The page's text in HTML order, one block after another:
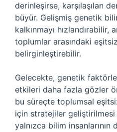
derinleşirse, karşılaşılan
büyür. Gelişmiş genetik
kalkınmayı hızlandırabilir,
toplumlar arasındaki
belirginleştirebilir.
Gelecekte, genetik
etkileri daha fazla gözler
bu süreçte toplumsal
için stratejiler
yalnızca bilim